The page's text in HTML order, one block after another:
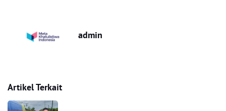
admin
Artikel Terkait